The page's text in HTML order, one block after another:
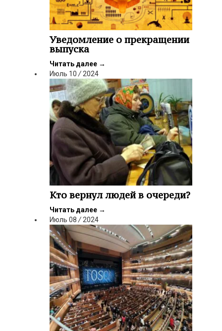
Уведомление о прекращении
выпуска
Читать далее →
Июль 10/2024
Кто вернул людей в очереди?
Читать далее →
Июль 08/2024